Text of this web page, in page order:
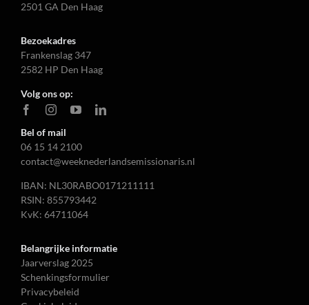
2501 GA Den Haag
Bezoekadres
Frankenslag 347
2582 HP Den Haag
Volg ons op:
Bel of mail
06 15 14 2100
contact@weeknederlandsemissionaris.nl
IBAN: NL30RABO0171211111
RSIN: 855793442
KvK: 64711064
Belangrijke informatie
Jaarverslag 2025
Schenkingsformulier
Privacybeleid